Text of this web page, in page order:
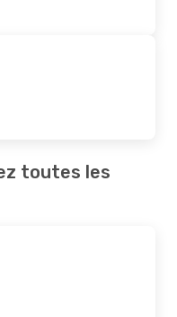
toutes les